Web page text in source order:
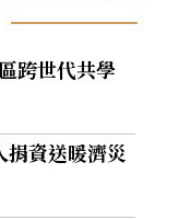
跨世代共學
資送暖濟災